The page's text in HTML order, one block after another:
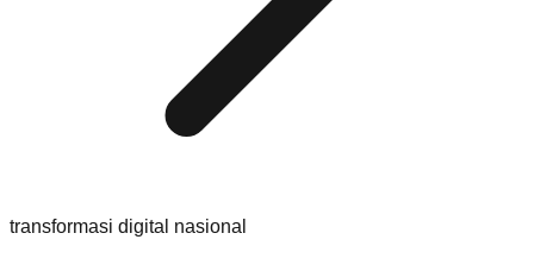
transformasi digital nasional